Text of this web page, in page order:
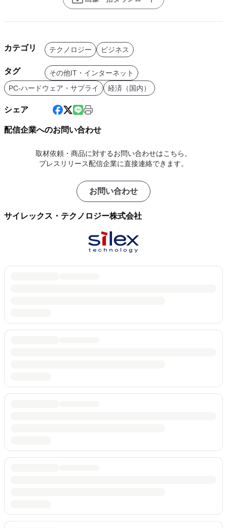
カテゴリ テクノロジー ビジネス
タグ
その他IT・インターネット
PC-ハードウェア・サプライ
経済（国内）
シェア
配信企業へのお問い合わせ
取材依頼・商品に対するお問い合わせはこちら。
プレスリリース配信企業に直接連絡できます。
お問い合わせ
サイレックス・テクノロジー株式会社